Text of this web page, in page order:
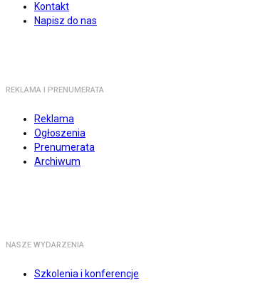
Kontakt
Napisz do nas
REKLAMA I PRENUMERATA
Reklama
Ogłoszenia
Prenumerata
Archiwum
NASZE WYDARZENIA
Szkolenia i konferencje